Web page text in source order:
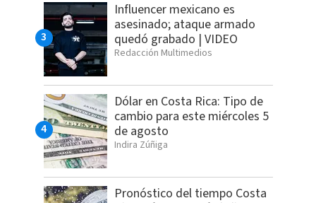
Influencer mexicano es
asesinado; ataque armado
quedó grabado | VIDEO
Redacción Multimedios
Dólar en Costa Rica: Tipo de
cambio para este miércoles 5
de agosto
Indira Zúñiga
Pronóstico del tiempo Costa